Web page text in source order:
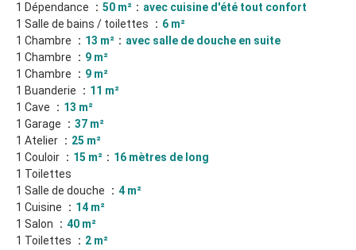
1 Dépendance
50 m²
avec cuisine d'été tout confort
1 Salle de bains / toilettes
6 m²
1 Chambre
13 m²
avec salle de douche en suite
1 Chambre
9 m²
1 Chambre
9 m²
1 Buanderie
11 m²
1 Cave
13 m²
1 Garage
37 m²
1 Atelier
25 m²
1 Couloir
15 m²
16 mètres de long
1 Toilettes
1 Salle de douche
4 m²
1 Cuisine
14 m²
1 Salon
40 m²
1 Toilettes
2 m²